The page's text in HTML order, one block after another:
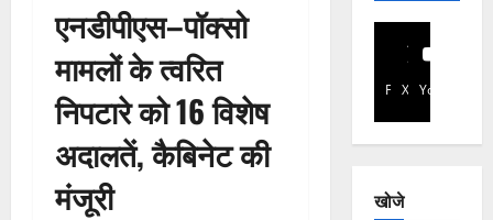
एनडीपीएस–पॉक्सो
मामलों के त्वरित
निपटारे को 16 विशेष
अदालतें, कैबिनेट की
मंजूरी
Facebook
X YouTube
खोजे